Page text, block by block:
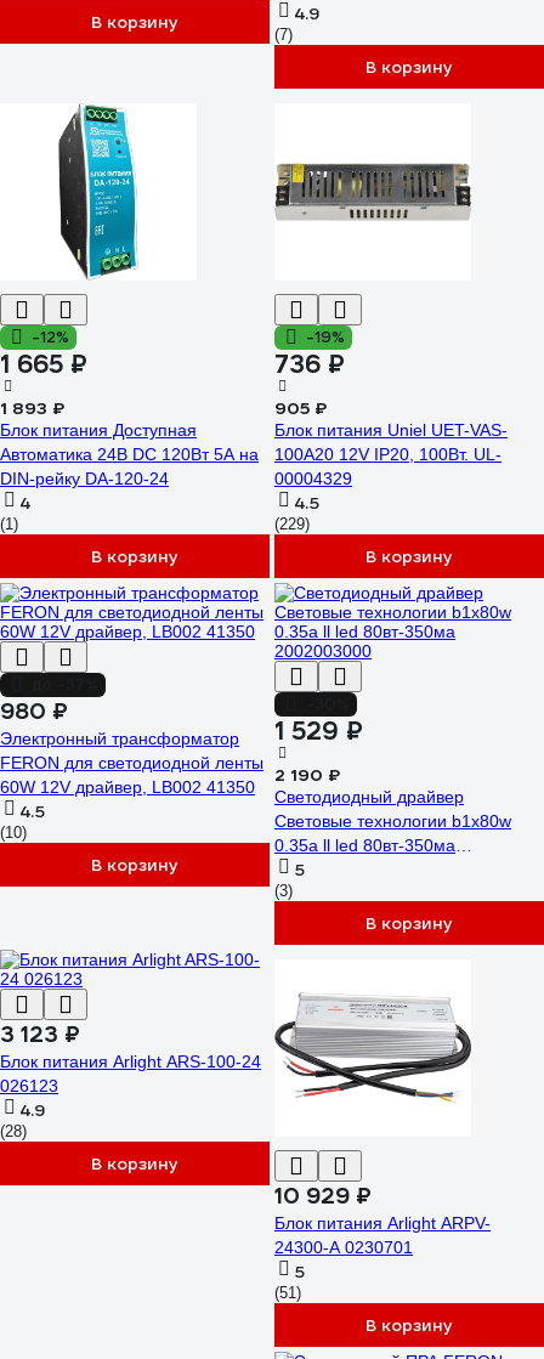
В корзину
2002002630
4.9
(7)
В корзину
-12%
1 665 ₽
1 893 ₽
Блок питания Доступная
Автоматика 24В DC 120Вт 5А на
DIN-рейку DA-120-24
4
(1)
В корзину
-19%
736 ₽
905 ₽
Блок питания Uniel UET-VAS-
100A20 12V IP20, 100Вт. UL-
00004329
4.5
(229)
В корзину
980 ₽
Электронный трансформатор
FERON для светодиодной ленты
60W 12V драйвер, LB002 41350
4.5
(10)
В корзину
1 529 ₽
2 190 ₽
Cветодиодный драйвер
Световые технологии b1x80w
0.35a ll led 80вт-350ма
2002003000
5
(3)
В корзину
3 123 ₽
Блок питания Arlight ARS-100-24
026123
4.9
(28)
В корзину
10 929 ₽
Блок питания Arlight ARPV-
24300-A 0230701
5
(51)
В корзину